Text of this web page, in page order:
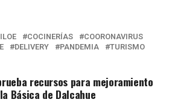
COCINERÍAS
COORONAVIRUS
DELIVERY PANDEMIA TURISMO
recursos para mejoramiento
Básica de Dalcahue